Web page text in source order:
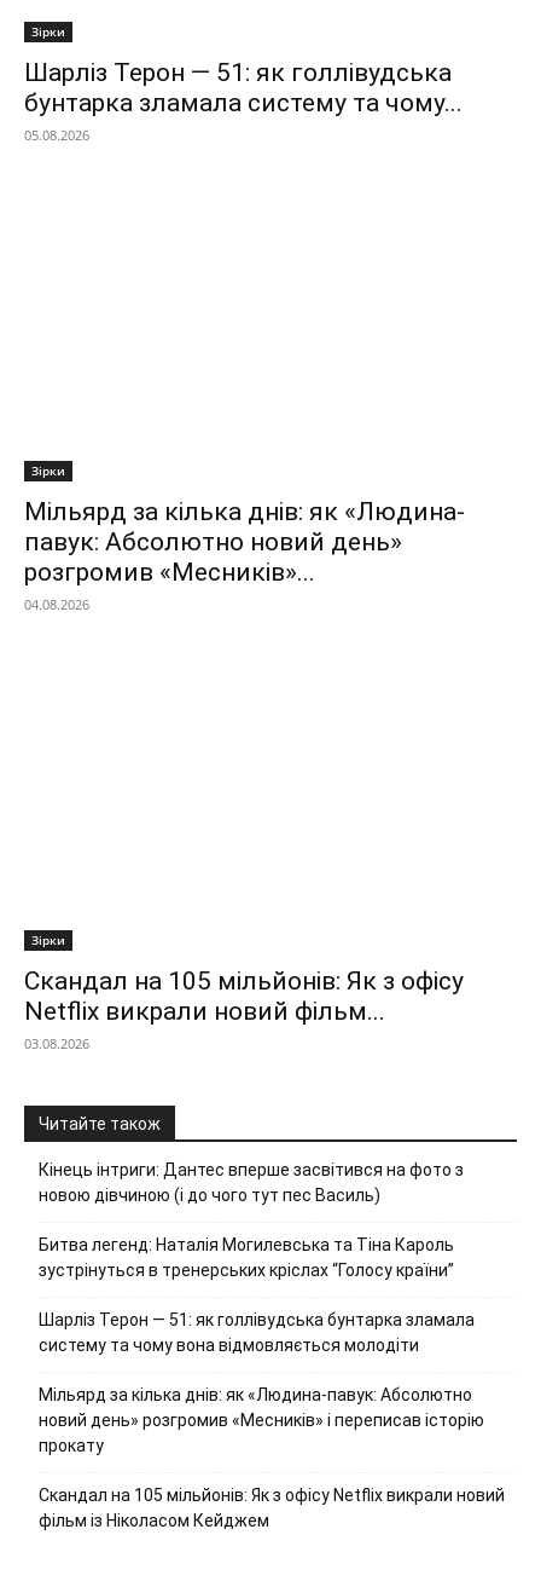
Зірки
Шарліз Терон — 51: як голлівудська
бунтарка зламала систему та чому...
05.08.2026
Зірки
Мільярд за кілька днів: як «Людина-
павук: Абсолютно новий день»
розгромив «Месників»...
04.08.2026
Зірки
Скандал на 105 мільйонів: Як з офісу
Netflix викрали новий фільм...
03.08.2026
Читайте також
Кінець інтриги: Дантес вперше засвітився на фото з
новою дівчиною (і до чого тут пес Василь)
Битва легенд: Наталія Могилевська та Тіна Кароль
зустрінуться в тренерських кріслах “Голосу країни”
Шарліз Терон — 51: як голлівудська бунтарка зламала
систему та чому вона відмовляється молодіти
Мільярд за кілька днів: як «Людина-павук: Абсолютно
новий день» розгромив «Месників» і переписав історію
прокату
Скандал на 105 мільйонів: Як з офісу Netflix викрали новий
фільм із Ніколасом Кейджем